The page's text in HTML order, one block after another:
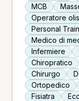
MCB
Operatore
Personal
Medico di
Infermiere
Chiropratico
Chirurgo
Ortopedico
Fisiatra